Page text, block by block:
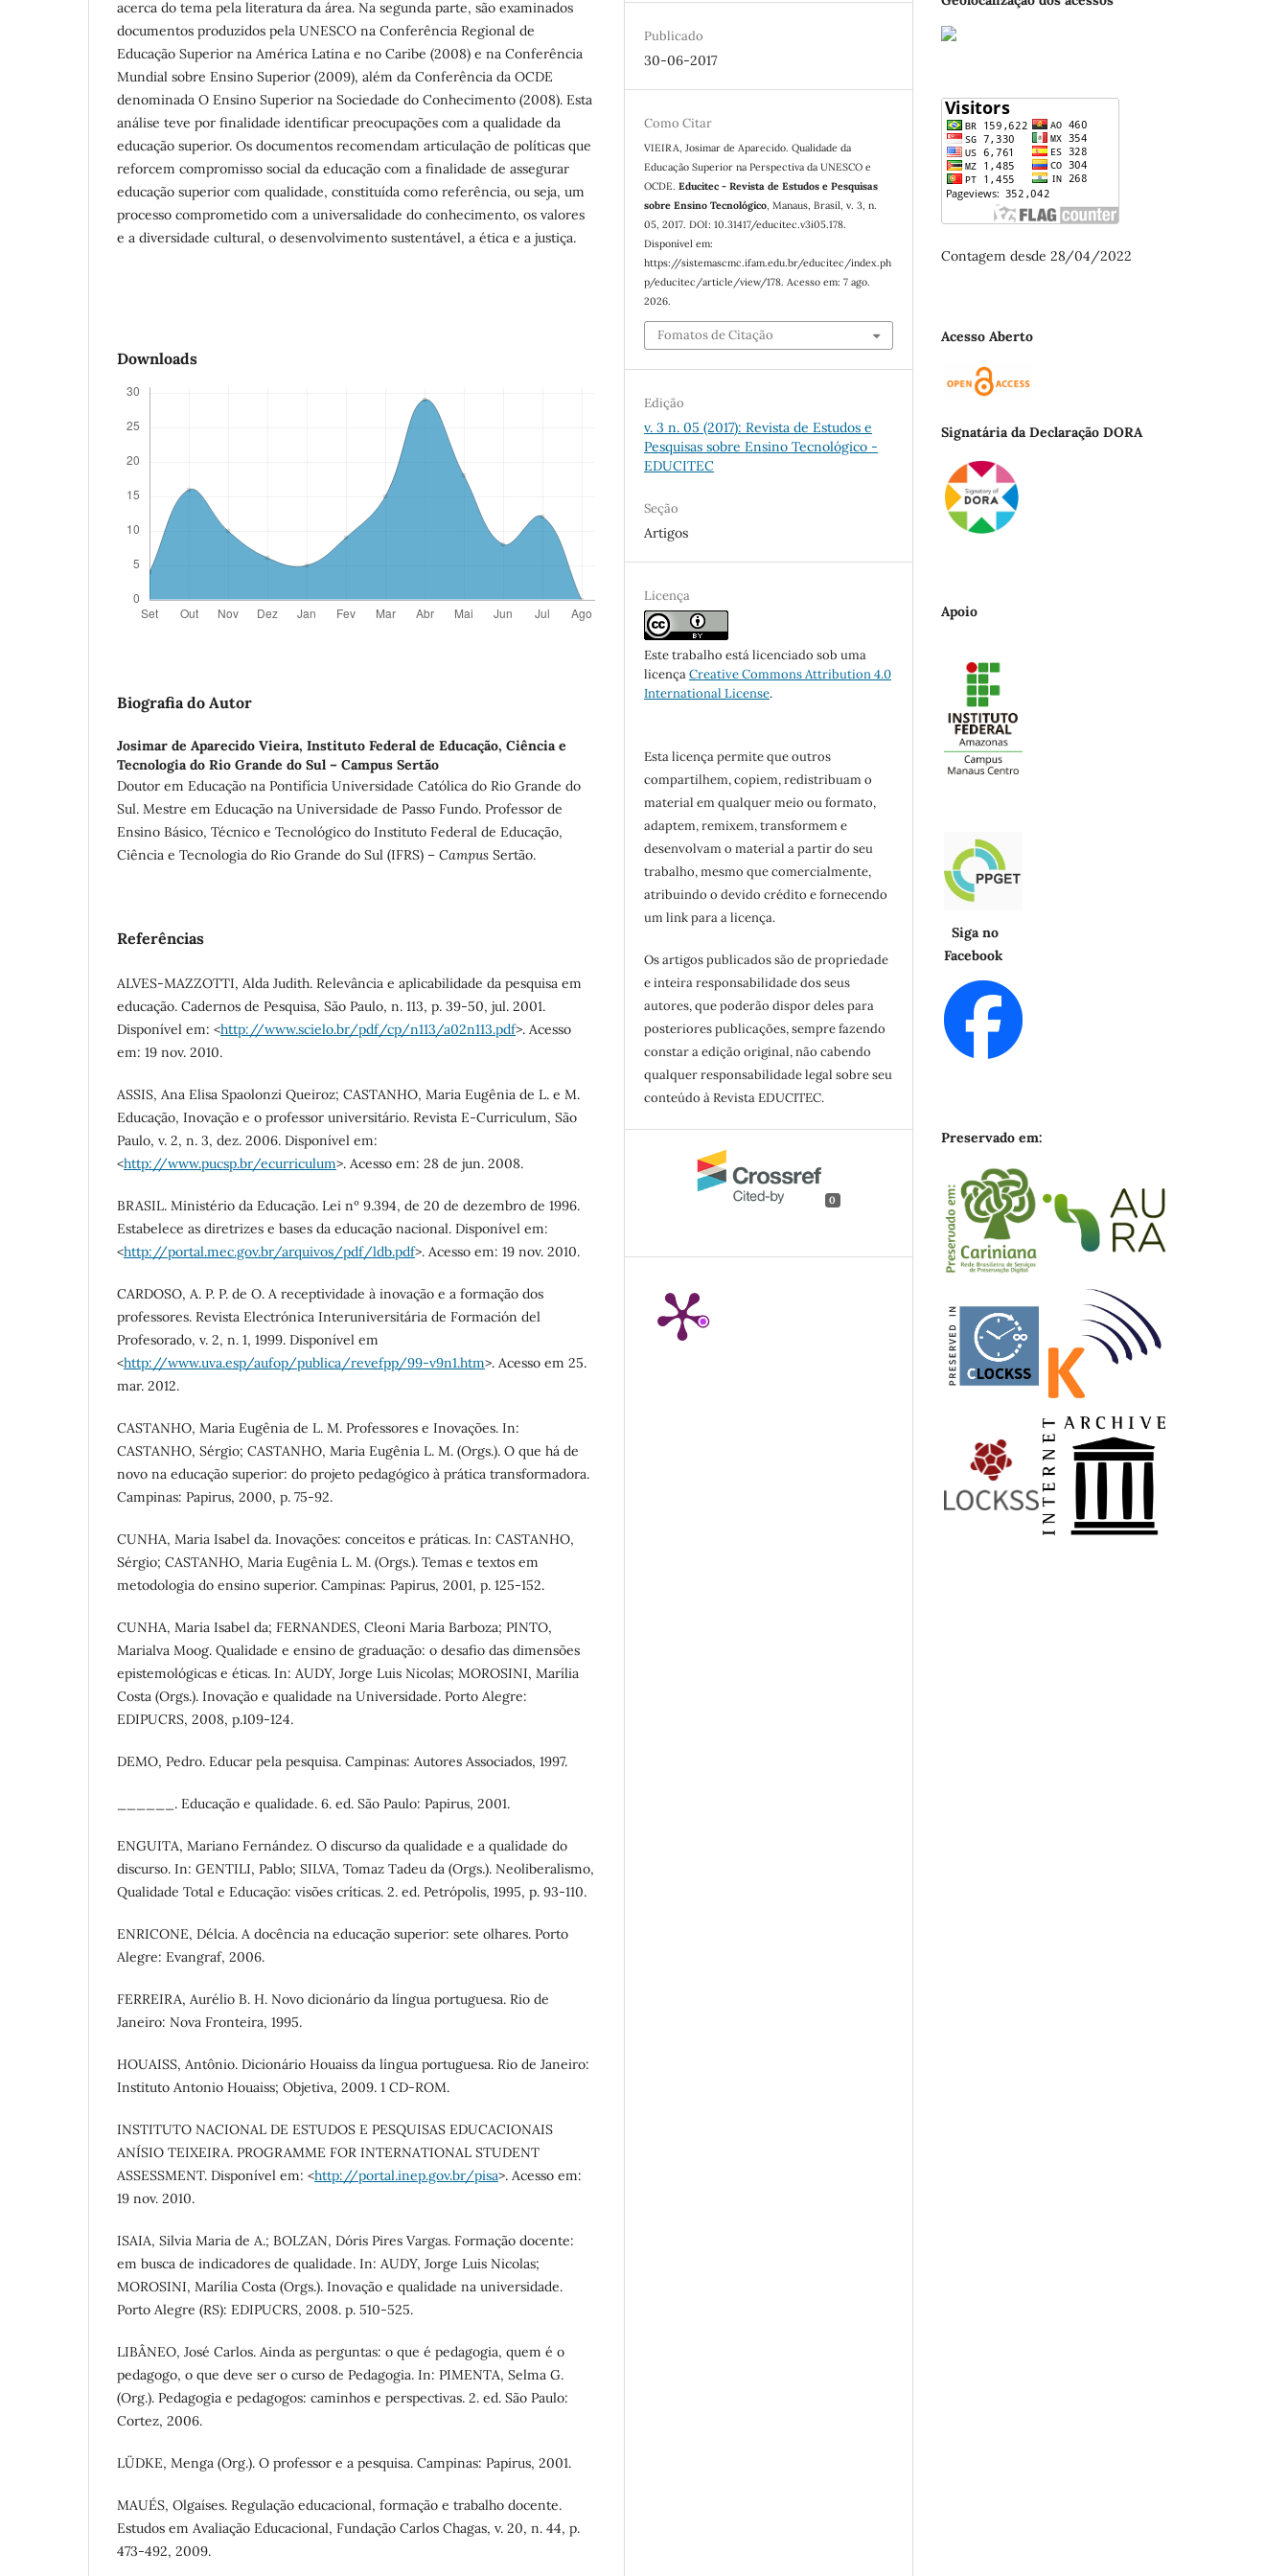
acerca do tema pela literatura da área. Na segunda parte, são examinados
documentos produzidos pela UNESCO na Conferência Regional de
Educação Superior na América Latina e no Caribe (2008) e na Conferência
Mundial sobre Ensino Superior (2009), além da Conferência da OCDE
denominada O Ensino Superior na Sociedade do Conhecimento (2008). Esta
análise teve por finalidade identificar preocupações com a qualidade da
educação superior. Os documentos recomendam articulação de políticas que
reforcem compromisso social da educação com a finalidade de assegurar
educação superior com qualidade, constituída como referência, ou seja, um
processo comprometido com a universalidade do conhecimento, os valores
e a diversidade cultural, o desenvolvimento sustentável, a ética e a justiça.
Downloads
Biografia do Autor
Josimar de Aparecido Vieira, Instituto Federal de Educação, Ciência e
Tecnologia do Rio Grande do Sul – Campus Sertão
Doutor em Educação na Pontifícia Universidade Católica do Rio Grande do
Sul. Mestre em Educação na Universidade de Passo Fundo. Professor de
Ensino Básico, Técnico e Tecnológico do Instituto Federal de Educação,
Ciência e Tecnologia do Rio Grande do Sul (IFRS) – Campus Sertão.
Referências
ALVES-MAZZOTTI, Alda Judith. Relevância e aplicabilidade da pesquisa em
educação. Cadernos de Pesquisa, São Paulo, n. 113, p. 39-50, jul. 2001.
Disponível em: <http://www.scielo.br/pdf/cp/n113/a02n113.pdf>. Acesso
em: 19 nov. 2010.
ASSIS, Ana Elisa Spaolonzi Queiroz; CASTANHO, Maria Eugênia de L. e M.
Educação, Inovação e o professor universitário. Revista E-Curriculum, São
Paulo, v. 2, n. 3, dez. 2006. Disponível em:
<http://www.pucsp.br/ecurriculum>. Acesso em: 28 de jun. 2008.
BRASIL. Ministério da Educação. Lei nº 9.394, de 20 de dezembro de 1996.
Estabelece as diretrizes e bases da educação nacional. Disponível em:
<http://portal.mec.gov.br/arquivos/pdf/ldb.pdf>. Acesso em: 19 nov. 2010.
CARDOSO, A. P. P. de O. A receptividade à inovação e a formação dos
professores. Revista Electrónica Interuniversitária de Formación del
Profesorado, v. 2, n. 1, 1999. Disponível em
<http://www.uva.esp/aufop/publica/revefpp/99-v9n1.htm>. Acesso em 25.
mar. 2012.
CASTANHO, Maria Eugênia de L. M. Professores e Inovações. In:
CASTANHO, Sérgio; CASTANHO, Maria Eugênia L. M. (Orgs.). O que há de
novo na educação superior: do projeto pedagógico à prática transformadora.
Campinas: Papirus, 2000, p. 75-92.
CUNHA, Maria Isabel da. Inovações: conceitos e práticas. In: CASTANHO,
Sérgio; CASTANHO, Maria Eugênia L. M. (Orgs.). Temas e textos em
metodologia do ensino superior. Campinas: Papirus, 2001, p. 125-152.
CUNHA, Maria Isabel da; FERNANDES, Cleoni Maria Barboza; PINTO,
Marialva Moog. Qualidade e ensino de graduação: o desafio das dimensões
epistemológicas e éticas. In: AUDY, Jorge Luis Nicolas; MOROSINI, Marília
Costa (Orgs.). Inovação e qualidade na Universidade. Porto Alegre:
EDIPUCRS, 2008, p.109-124.
DEMO, Pedro. Educar pela pesquisa. Campinas: Autores Associados, 1997.
______. Educação e qualidade. 6. ed. São Paulo: Papirus, 2001.
ENGUITA, Mariano Fernández. O discurso da qualidade e a qualidade do
discurso. In: GENTILI, Pablo; SILVA, Tomaz Tadeu da (Orgs.). Neoliberalismo,
Qualidade Total e Educação: visões críticas. 2. ed. Petrópolis, 1995, p. 93-110.
ENRICONE, Délcia. A docência na educação superior: sete olhares. Porto
Alegre: Evangraf, 2006.
FERREIRA, Aurélio B. H. Novo dicionário da língua portuguesa. Rio de
Janeiro: Nova Fronteira, 1995.
HOUAISS, Antônio. Dicionário Houaiss da língua portuguesa. Rio de Janeiro:
Instituto Antonio Houaiss; Objetiva, 2009. 1 CD-ROM.
INSTITUTO NACIONAL DE ESTUDOS E PESQUISAS EDUCACIONAIS
ANÍSIO TEIXEIRA. PROGRAMME FOR INTERNATIONAL STUDENT
ASSESSMENT. Disponível em: <http://portal.inep.gov.br/pisa>. Acesso em:
19 nov. 2010.
ISAIA, Silvia Maria de A.; BOLZAN, Dóris Pires Vargas. Formação docente:
em busca de indicadores de qualidade. In: AUDY, Jorge Luis Nicolas;
MOROSINI, Marília Costa (Orgs.). Inovação e qualidade na universidade.
Porto Alegre (RS): EDIPUCRS, 2008. p. 510-525.
LIBÂNEO, José Carlos. Ainda as perguntas: o que é pedagogia, quem é o
pedagogo, o que deve ser o curso de Pedagogia. In: PIMENTA, Selma G.
(Org.). Pedagogia e pedagogos: caminhos e perspectivas. 2. ed. São Paulo:
Cortez, 2006.
LÜDKE, Menga (Org.). O professor e a pesquisa. Campinas: Papirus, 2001.
MAUÉS, Olgaíses. Regulação educacional, formação e trabalho docente.
Estudos em Avaliação Educacional, Fundação Carlos Chagas, v. 20, n. 44, p.
473-492, 2009.
Publicado
30-06-2017
Como Citar
VIEIRA, Josimar de Aparecido. Qualidade da
Educação Superior na Perspectiva da UNESCO e
OCDE.Educitec - Revista de Estudos e Pesquisas
sobre Ensino Tecnológico, Manaus, Brasil, v. 3, n.
05, 2017. DOI: 10.31417/educitec.v3i05.178.
Disponível em:
https://sistemascmc.ifam.edu.br/educitec/index.ph
p/educitec/article/view/178. Acesso em: 7 ago.
2026.
Fomatos de Citação
Edição
v. 3 n. 05 (2017): Revista de Estudos e
Pesquisas sobre Ensino Tecnológico -
EDUCITEC
Seção
Artigos
Licença
Este trabalho está licenciado sob uma
licençaCreative Commons Attribution 4.0
International License.
Esta licença permite que outros
compartilhem, copiem, redistribuam o
material em qualquer meio ou formato,
adaptem, remixem, transformem e
desenvolvam o material a partir do seu
trabalho, mesmo que comercialmente,
atribuindo o devido crédito e fornecendo
um link para a licença.
Os artigos publicados são de propriedade
e inteira responsabilidade dos seus
autores, que poderão dispor deles para
posteriores publicações, sempre fazendo
constar a edição original, não cabendo
qualquer responsabilidade legal sobre seu
conteúdo à Revista EDUCITEC.
0
Contagem desde 28/04/2022
Acesso Aberto
Signatária da Declaração DORA
Apoio
Siga no
Facebook
Preservado em: